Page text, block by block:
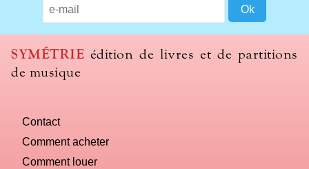
we
use
to
name
SYMÉTRIE édition de livres et de partitions
de musique
Contact
Comment acheter
Comment louer